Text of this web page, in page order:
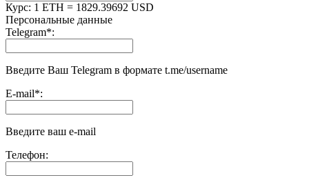
Курс: 1 ETH = 1829.39692 USD
Персональные данные
Telegram*:
Введите Ваш Telegram в формате t.me/username
E-mail*:
Введите ваш e-mail
Телефон: